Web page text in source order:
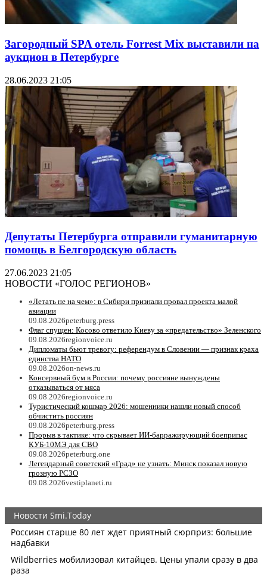
Загородный SPA отель Forrest Mix выставили на
аукцион в Петербурге
28.06.2023 21:05
Депутаты Петербурга отправили гуманитарную
помощь в Белгородскую область
27.06.2023 21:05
НОВОСТИ «ГОЛОС РЕГИОНОВ»
«Летать не на чем»: в Сибири признали провал проекта малой
авиации
09.08.2026peterburg.press
Флаг спущен: Косово ответило Киеву за «предательство» Зеленского
09.08.2026regionvoice.ru
Дипломаты бьют тревогу: референдум в Словении — признак краха
единства НАТО
09.08.2026on-news.ru
Консервный бум в России: почему россияне вынуждены
отказываться от мяса
09.08.2026regionvoice.ru
Туристический кошмар 2026: мошенники нашли новый способ
обчистить россиян
09.08.2026peterburg.press
Прорыв в тактике: что скрывает ИИ-барражирующий боеприпас
КУБ-10МЭ для СВО
09.08.2026peterburg.one
Легендарный советский «Град» не узнать: Минск показал новую
грозную РСЗО
09.08.2026vestiplaneti.ru